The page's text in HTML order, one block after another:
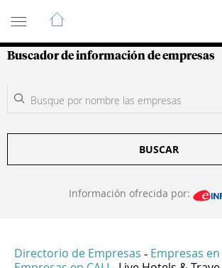
Guía de Empresas
Buscador de información de empresas
BUSCAR
Información ofrecida por:
Directorio de Empresas - Empresas en